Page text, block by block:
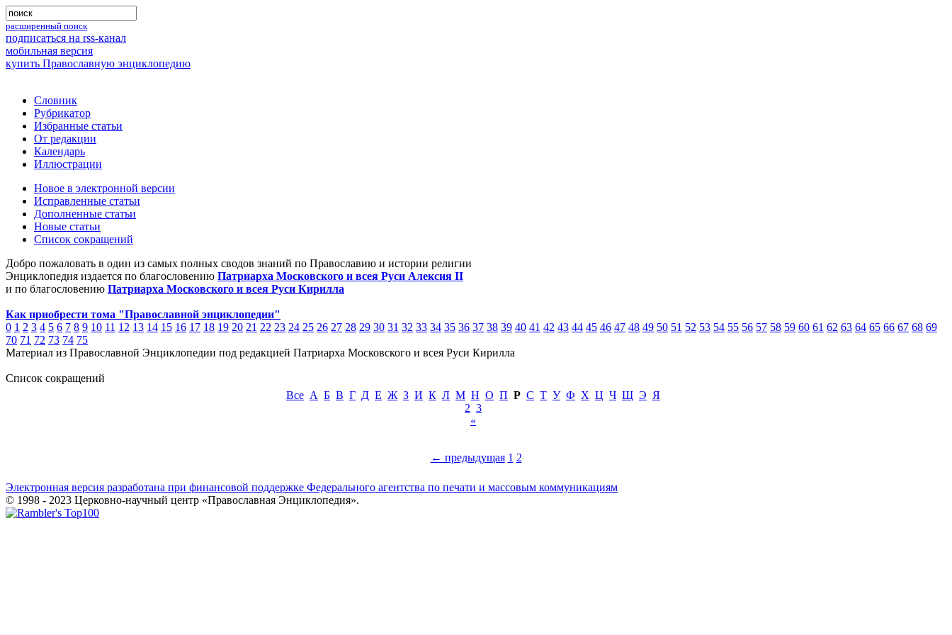
расширенный поиск
подписаться на rss-канал
мобильная версия
купить Православную энциклопедию
Словник
Рубрикатор
Избранные статьи
От редакции
Календарь
Иллюстрации
Новое в электронной версии
Исправленные статьи
Дополненные статьи
Новые статьи
Список сокращений
Добро пожаловать в один из самых полных сводов знаний по Православию и истории религии
Энциклопедия издается по благословению Патриарха Московского и всея Руси Алексия II
и по благословению Патриарха Московского и всея Руси Кирилла
Как приобрести тома "Православной энциклопедии"
0 1 2 3 4 5 6 7 8 9 10 11 12 13 14 15 16 17 18 19 20 21 22 23 24 25 26 27 28 29 30 31 32 33 34 35 36 37 38 39 40 41 42 43 44 45 46 47 48 49 50 51 52 53 54 55 56 57 58 59 60 61 62 63 64 65 66 67 68 69
70 71 72 73 74 75
Материал из Православной Энциклопедии под редакцией Патриарха Московского и всея Руси Кирилла
Список сокращений
Все А Б В Г Д Е Ж З И К Л М Н О П Р С Т У Ф Х Ц Ч Щ Э Я
2 3
«
← предыдущая 1 2
Электронная версия разработана при финансовой поддержке Федерального агентства по печати и массовым коммуникациям
© 1998 - 2023 Церковно-научный центр «Православная Энциклопедия».